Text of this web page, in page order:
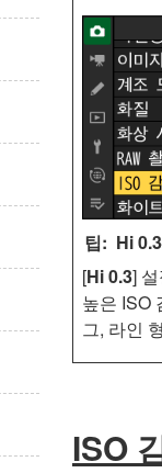
Hi
[Hi 0.3]
높은 ISO
그, 라인
ISO